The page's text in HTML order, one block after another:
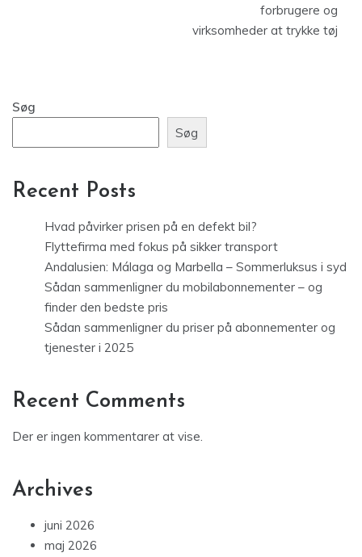
forbrugere og
virksomheder at trykke tøj
Søg
Søg
Recent Posts
Hvad påvirker prisen på en defekt bil?
Flyttefirma med fokus på sikker transport
Andalusien: Málaga og Marbella – Sommerluksus i syd
Sådan sammenligner du mobilabonnementer – og
finder den bedste pris
Sådan sammenligner du priser på abonnementer og
tjenester i 2025
Recent Comments
Der er ingen kommentarer at vise.
Archives
juni 2026
maj 2026